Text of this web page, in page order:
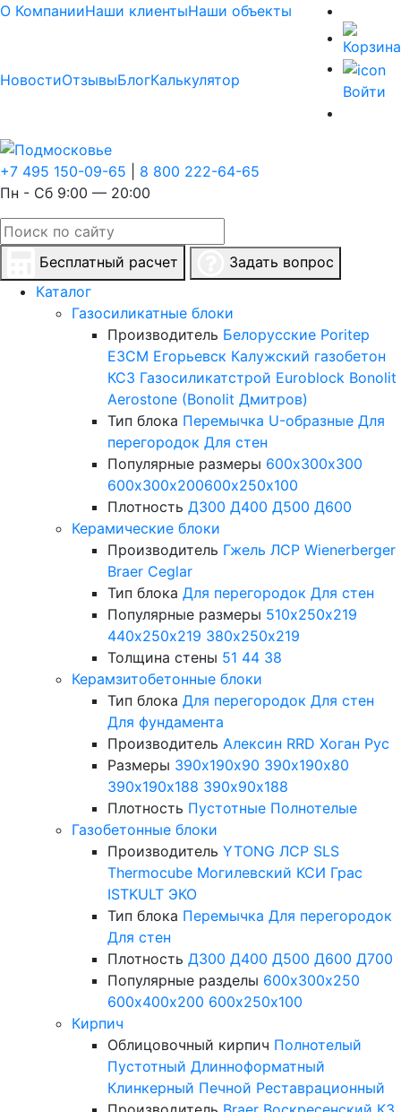
О КомпанииНаши клиентыНаши объекты
НовостиОтзывыБлогКалькулятор
Войти
+7 495 150-09-65
8 800 222-64-65
Пн - Сб 9:00 — 20:00
Бесплатный расчет
Задать вопрос
Каталог
Газосиликатные блоки
Производитель Белорусские Poritep
ЕЗСМ Егорьевск Калужский газобетон
КСЗ Газосиликатстрой Euroblock Bonolit
Aerostone (Bonolit Дмитров)
Тип блока Перемычка U-образные Для
перегородок Для стен
Популярные размеры 600х300х300
600х300х200600х250х100
Плотность Д300 Д400 Д500 Д600
Керамические блоки
Производитель Гжель ЛСР Wienerberger
Braer Ceglar
Тип блока Для перегородок Для стен
Популярные размеры 510х250х219
440х250х219 380х250х219
Толщина стены 51 44 38
Керамзитобетонные блоки
Тип блока Для перегородок Для стен
Для фундамента
Производитель Алексин RRD Хоган Рус
Размеры 390х190х90 390х190х80
390х190х188 390х90х188
Плотность Пустотные Полнотелые
Газобетонные блоки
Производитель YTONG ЛСР SLS
Thermocube Могилевский КСИ Грас
ISTKULT ЭКО
Тип блока Перемычка Для перегородок
Для стен
Плотность Д300 Д400 Д500 Д600 Д700
Популярные разделы 600х300х250
600х400х200 600х250х100
Кирпич
Облицовочный кирпич Полнотелый
Пустотный Длинноформатный
Клинкерный Печной Реставрационный